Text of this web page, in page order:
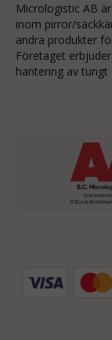
Micrologistic AB
inom pirror/
andra produkter
Företaget
hantering av